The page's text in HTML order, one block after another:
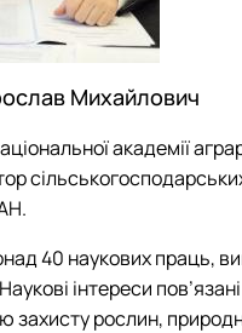
Забезпечення ОПП
Михайлович
академії
40 наукових праць,
інтереси
захисту рослин,